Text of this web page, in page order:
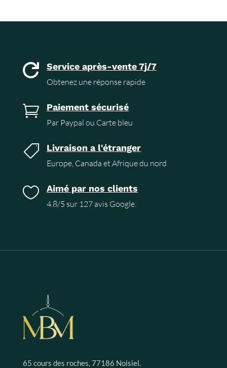
 Service après-vente 7j/7
Obtenez une réponse rapide
 Paiement sécurisé
Par Paypal ou Carte bleu
 Livraison a l'étranger
Europe, Canada et Afrique du nord
 Aimé par nos clients
4.8/5 sur 127 avis Google.
65 cours des roches, 77186 Noisiel.